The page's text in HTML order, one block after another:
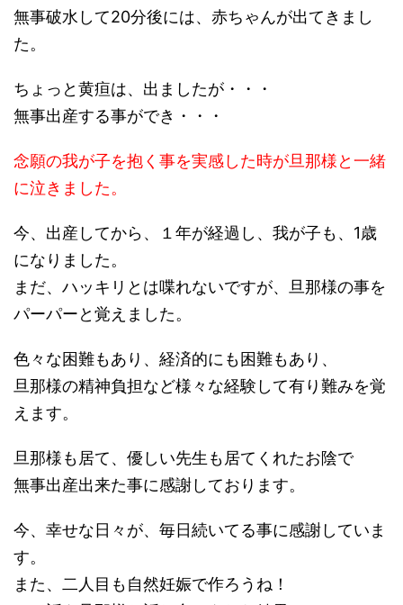
無事破水して20分後には、赤ちゃんが出てきまし
た。
ちょっと黄疸は、出ましたが・・・
無事出産する事ができ・・・
念願の我が子を抱く事を実感した時が旦那様と一緒
に泣きました。
今、出産してから、１年が経過し、我が子も、1歳
になりました。
まだ、ハッキリとは喋れないですが、旦那様の事を
パーパーと覚えました。
色々な困難もあり、経済的にも困難もあり、
旦那様の精神負担など様々な経験して有り難みを覚
えます。
旦那様も居て、優しい先生も居てくれたお陰で
無事出産出来た事に感謝しております。
今、幸せな日々が、毎日続いてる事に感謝していま
す。
また、二人目も自然妊娠で作ろうね！